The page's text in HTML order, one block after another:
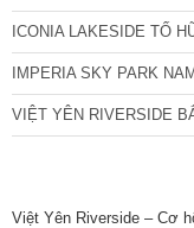
ICONIA LAKESIDE TỐ
IMPERIA SKY PARK
VIỆT YÊN RIVERSIDE
Việt Yên Riverside – Cơ